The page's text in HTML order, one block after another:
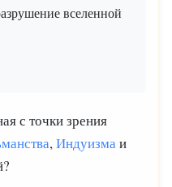
с точки зрения
,Индуизмаи